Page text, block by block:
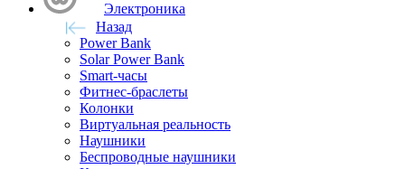
Электроника
Назад
Power Bank
Solar Power Bank
Smart-часы
Фитнес-браслеты
Колонки
Виртуальная реальность
Наушники
Беспроводные наушники